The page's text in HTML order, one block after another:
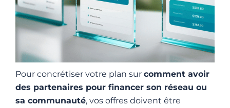
Pour concrétiser votre plan sur comment avoir
des partenaires pour financer son réseau ou
sa communauté, vos offres doivent être